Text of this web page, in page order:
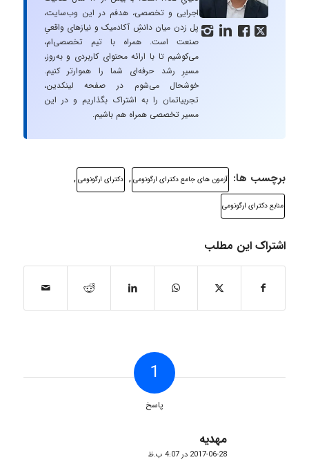
   
اجرایی و تخصصی، هدفم در این وب‌سایت،
پل زدن میان دانشِ آکادمیک و نیازهای واقعیِ
صنعت است. همراه با تیم تخصصی‌ام،
می‌کوشیم تا با ارائه محتوای کاربردی و به‌روز،
مسیرِ رشد حرفه‌ای شما را هموارتر کنیم.
خوشحال می‌شوم در صفحه لینکدین،
تجربیاتمان را به اشتراک بگذاریم و در این
مسیر تخصصی همراه هم باشیم.
برچسب ها: آزمون های جامع دکترای ارگونومی , دکترای ارگونومی ,
منابع دکترای ارگونومی
اشتراک این مطلب
1
پاسخ
مهدیه
گفته:
2017-06-28 در 4:07 ب.ظ